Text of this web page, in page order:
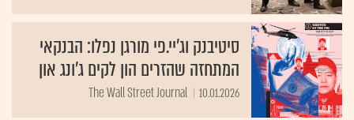
סיטיבנק וג'יי.פי מורגן נפלו: הבנקאי
המתחזה שהזרים הון לקים ג'ונג און
10.01.2026
The Wall Street Journal